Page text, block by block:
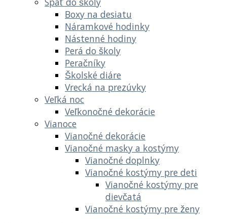
Boxy na desiatu
Náramkové hodinky
Nástenné hodiny
Perá do školy
Peračníky
Školské diáre
Vrecká na prezúvky
Veľká noc
Veľkonočné dekorácie
Vianoce
Vianočné dekorácie
Vianočné masky a kostýmy
Vianočné doplnky
Vianočné kostýmy pre deti
Vianočné kostýmy pre
dievčatá
Vianočné kostýmy pre ženy